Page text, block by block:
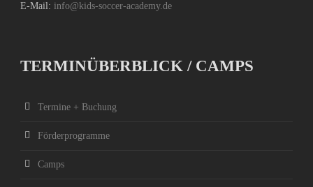
E-Mail: info@kids-soccer-academy.de
TERMINÜBERBLICK / CAMPS
Termine + Buchung
Förderprogramme
Camps